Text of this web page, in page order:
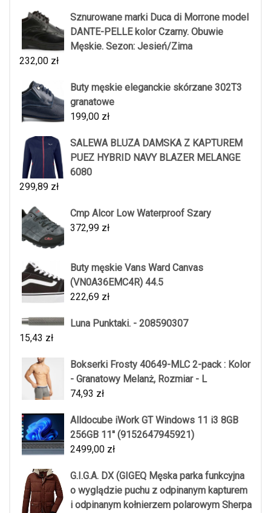
Sznurowane marki Duca di Morrone model
DANTE-PELLE kolor Czarny. Obuwie
Męskie. Sezon: Jesień/Zima
232,00 zł
Buty męskie eleganckie skórzane 302T3
granatowe
199,00 zł
SALEWA BLUZA DAMSKA Z KAPTUREM
PUEZ HYBRID NAVY BLAZER MELANGE
6080
299,89 zł
Cmp Alcor Low Waterproof Szary
372,99 zł
Buty męskie Vans Ward Canvas
(VN0A36EMC4R) 44.5
222,69 zł
Luna Punktaki. - 208590307
15,43 zł
Bokserki Frosty 40649-MLC 2-pack : Kolor
- Granatowy Melanż, Rozmiar - L
74,93 zł
Alldocube iWork GT Windows 11 i3 8GB
256GB 11'' (9152647945921)
2499,00 zł
G.I.G.A. DX (GIGEQ Męska parka funkcyjna
o wyglądzie puchu z odpinanym kapturem
i odpinanym kołnierzem polarowym Sherpa